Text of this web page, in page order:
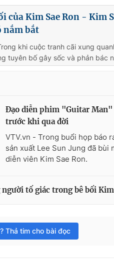
của Kim Sae Ron - Kim
nắm bắt
khi cuộc tranh cãi xung
tuyên bố gây sốc và phản bác
Đạo diễn phim "Guitar Man"
trước khi qua đời
VTV.vn - Trong buổi họp báo
sản xuất Lee Sun Jung đã
diễn viên Kim Sae Ron.
tố giác trong bê bối
Thả tim cho bài đọc